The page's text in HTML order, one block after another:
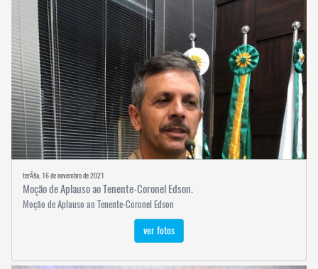
terÃ§a, 16 de novembro de 2021
Moção de Aplauso ao Tenente-Coronel Edson.
Moção de Aplauso ao Tenente-Coronel Edson
ver fotos